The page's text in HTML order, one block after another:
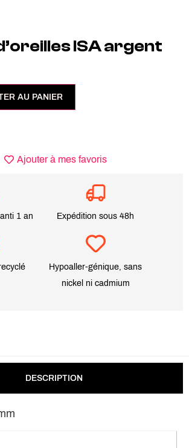
ISA argent
AU PANIER
Ajouter à mes favoris
1 an Expédition sous 48h
Hypoaller-génique, sans
nickel ni cadmium
DESCRIPTION